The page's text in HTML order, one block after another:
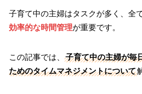
子育て中の主婦はタスクが多く、全
効率的な時間管理が重要です。
この記事では、
子育て中の主婦が毎
ためのタイムマネジメントについて